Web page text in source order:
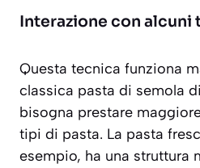
Interazione con alcuni
Questa tecnica funziona
classica pasta di semola
bisogna prestare
tipi di pasta. La pasta
esempio, ha una struttura